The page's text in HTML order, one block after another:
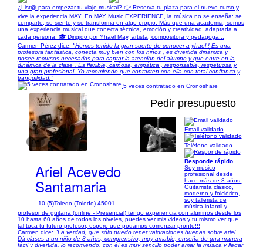
¿List@ para empezar tu viaje musical? 👉 Reserva tu plaza para el nuevo curso y
vive la experiencia MAY. En MAY Music EXPERIENCE, la música no se enseña: se
comparte, se siente y se transforma en algo propio. Más que una academia, somos
una experiencia musical que conecta técnica, emoción y creatividad, adaptada a
cada persona. 🎓 Dirigido por Yhael May, artista, compositora y pedagoga...
Carmen Pérez dice: "Hemos tenido la gran suerte de conocer a yhael ! Es una
profesora fantástica, conecta muy bien con los niños , es divertida dinámica y
posee recursos necesarios para captar la atención del alumno y que entre en la
dinámica de la clase . Es flexible, carñosa, empática , responsable, respetuosa y
una gran profesional. Yo recomiendo que contacten con ella con total confianza y
tranquilidad."
5 veces contratado en Cronoshare
1/5
Pedir presupuesto
Ariel Acevedo
Santamaria
10 (5)Toledo (Toledo) 45001
Email validado
Teléfono validado
Responde rápido
Soy músico
profesional desde
hace más de 8 años.
Guitarrista clásico,
moderno y folclórico,
soy tallerista de
música infantil y
profesor de guitarra (online - Presencial) tengo experiencia con alumnos desde los
10 hasta 60 años de todos los niveles, puedes ver mis videos y tu mismo ver que
tal toca tu futuro profesor, espero que podamos comenzar pronto!!!
Carmen dice: "La verdad, que sólo puedo tener valoraciones buenas sobre ariel.
Dá clases a un niño de 8 años, comprensivo, muy amable, enseña de una manera
fácil y divertida, lo recomiendo, con él es muy sencillo poder amar la música y llegar